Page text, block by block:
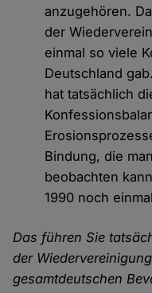
anzugehören.
der
einmal so viele
Deutschland
hat tatsächlich
Bindung, die
beobachten
1990 noch
Das führen Sie
der
gesamtdeutschen